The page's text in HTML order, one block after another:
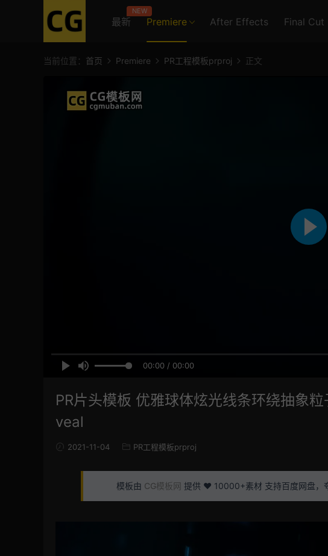
最新
NEW
Premiere After Effects Final Cut
当前位置： 首页 Premiere PR工程模板prproj 正文
00:00 / 00:00
PR片头模板 优雅球体炫光线条环绕抽象
veal
2021-11-04 PR工程模板prproj
模板由 CG模板网 提供 ❤️ 10000+素材 支持百度网盘，